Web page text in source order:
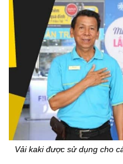
Vải kaki được sử dụng cho